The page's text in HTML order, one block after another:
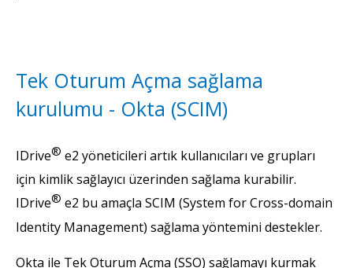
Tek Oturum Açma sağlama
kurulumu - Okta (SCIM)
IDrive® e2 yöneticileri artık kullanıcıları ve grupları
için kimlik sağlayıcı üzerinden sağlama kurabilir.
IDrive® e2 bu amaçla SCIM (System for Cross-domain
Identity Management) sağlama yöntemini destekler.
Okta ile Tek Oturum Açma (SSO) sağlamayı kurmak